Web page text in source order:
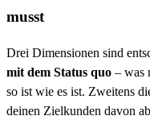
musst
Drei Dimensionen sind
mit dem Status quo – was
so ist wie es ist. Zweitens
deinen Zielkunden davon